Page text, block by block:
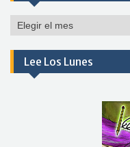
Por
Lee Los Lunes